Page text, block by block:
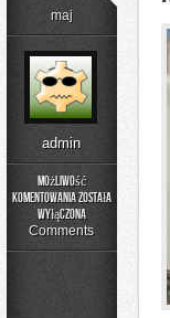
maj
admin
Możliwość
komentowania
Kuchnia
węgierska:
Sekrety
została
wyłączona
Comments